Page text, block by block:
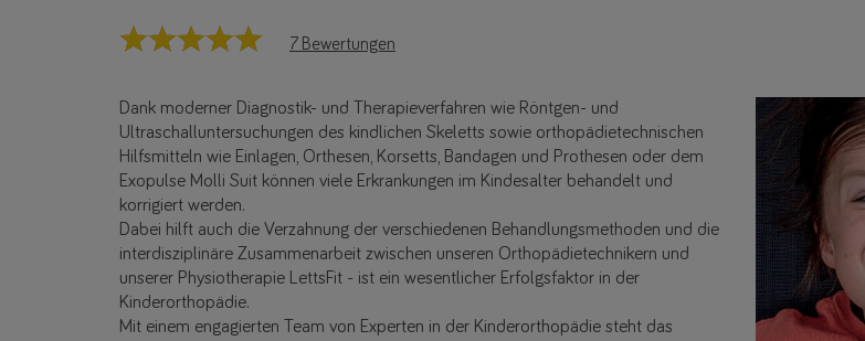
7 Bewertungen
Dank moderner Diagnostik- und Therapieverfahren wie Röntgen- und
Ultraschalluntersuchungen des kindlichen Skeletts sowie orthopädietechnischen
Hilfsmitteln wie Einlagen, Orthesen, Korsetts, Bandagen und Prothesen oder dem
Exopulse Molli Suit können viele Erkrankungen im Kindesalter behandelt und
korrigiert werden.
Dabei hilft auch die Verzahnung der verschiedenen Behandlungsmethoden und die
interdisziplinäre Zusammenarbeit zwischen unseren Orthopädietechnikern und
unserer Physiotherapie LettsFit - ist ein wesentlicher Erfolgsfaktor in der
Kinderorthopädie.
Mit einem engagierten Team von Experten in der Kinderorthopädie steht das